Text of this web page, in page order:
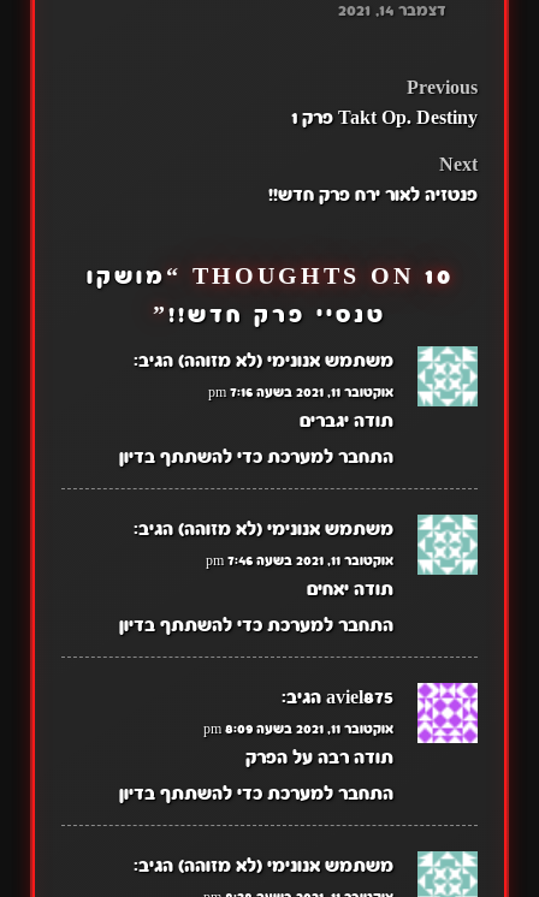
דצמבר 14, 2021
POST
Previous
Takt Op. Destiny פרק 1
Next
פנטזיה לאור ירח פרק חדש!!
10 THOUGHTS ON “
מושקו
טנסיי פרק חדש!! ”
משתמש אנונימי (לא מזוהה) הגיב:
אוקטובר 11, 2021 בשעה 7:16 pm
תודה יגברים
התחבר למערכת כדי להשתתף בדיון
משתמש אנונימי (לא מזוהה) הגיב:
אוקטובר 11, 2021 בשעה 7:46 pm
תודה יאחים
התחבר למערכת כדי להשתתף בדיון
aviel875 הגיב:
אוקטובר 11, 2021 בשעה 8:09 pm
תודה רבה על הפרק
התחבר למערכת כדי להשתתף בדיון
משתמש אנונימי (לא מזוהה) הגיב: